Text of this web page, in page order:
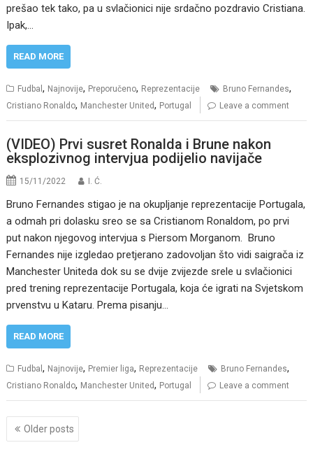
prešao tek tako, pa u svlačionici nije srdačno pozdravio Cristiana.
Ipak,…
READ MORE
Fudbal, Najnovije, Preporučeno, Reprezentacije Bruno Fernandes,
Cristiano Ronaldo, Manchester United, Portugal Leave a comment
(VIDEO) Prvi susret Ronalda i Brune nakon
eksplozivnog intervjua podijelio navijače
15/11/2022 I. Ć.
Bruno Fernandes stigao je na okupljanje reprezentacije Portugala,
a odmah pri dolasku sreo se sa Cristianom Ronaldom, po prvi
put nakon njegovog intervjua s Piersom Morganom. Bruno
Fernandes nije izgledao pretjerano zadovoljan što vidi saigrača iz
Manchester Uniteda dok su se dvije zvijezde srele u svlačionici
pred trening reprezentacije Portugala, koja će igrati na Svjetskom
prvenstvu u Kataru. Prema pisanju…
READ MORE
Fudbal, Najnovije, Premier liga, Reprezentacije Bruno Fernandes,
Cristiano Ronaldo, Manchester United, Portugal Leave a comment
Posts
navigation
Older posts